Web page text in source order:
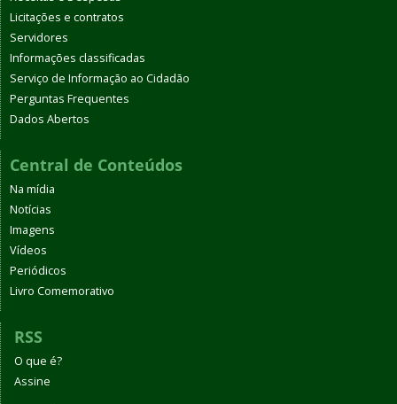
Licitações e contratos
Servidores
Informações classificadas
Serviço de Informação ao Cidadão
Perguntas Frequentes
Dados Abertos
Central de Conteúdos
Na mídia
Notícias
Imagens
Vídeos
Periódicos
Livro Comemorativo
RSS
O que é?
Assine